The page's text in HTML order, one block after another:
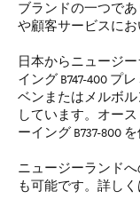
ブランドの一つで
や顧客サービスにお
日本からニュージ
イング B747-400 プ
ベンまたはメルボ
しています。オー
ーイング B737-800
ニュージーランド
も可能です。詳し